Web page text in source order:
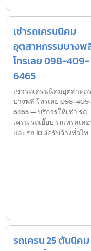
เช่ารถเครนนิคม
อุตสาหกรรมบางพ
โทรเลย 098-409-
6465
เช่ารถเครนนิคมอุตสาหก
บางพลี โทรเลย 098-409-
6465 — บริการให้เช่า รถ
เครน รถเฮี๊ยบ รถเทรลเลอ
และรถ 10 ล้อรับจ้างทั่วไท
รถเครน 25 ตันนิคม